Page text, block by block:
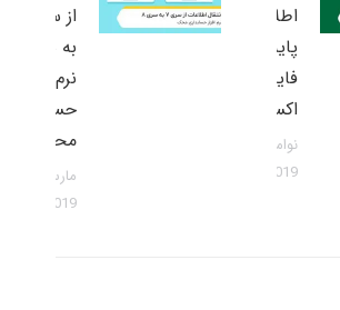
اطلاعات
پایه از
فایل
اکسل
2019
نرم افزار
حسابداری
محک
2019